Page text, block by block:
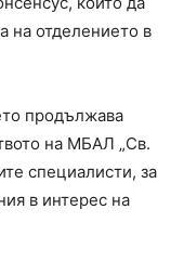
на отделението в
продължава
на МБАЛ „Св.
специалисти, за
в интерес на